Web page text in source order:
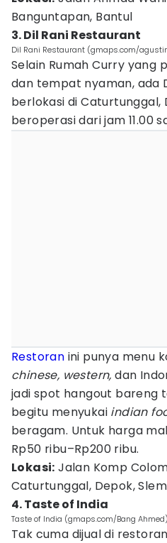
Banguntapan, Bantul
3. Dil Rani Restaurant
Dil Rani Restaurant (gmaps.com/
Selain Rumah Curry yang
dan tempat nyaman, ada
berlokasi di Caturtunggal,
beroperasi dari jam 11.00
Restoran ini punya menu
chinese, western, dan
jadi spot hangout bareng
begitu menyukai indian
beragam. Untuk harga
Rp50 ribu–Rp200 ribu.
Lokasi: Jalan Komp
Caturtunggal, Depok,
4. Taste of India
Taste of India (gmaps.com/Bang Ahmed)
Tak cuma dijual di